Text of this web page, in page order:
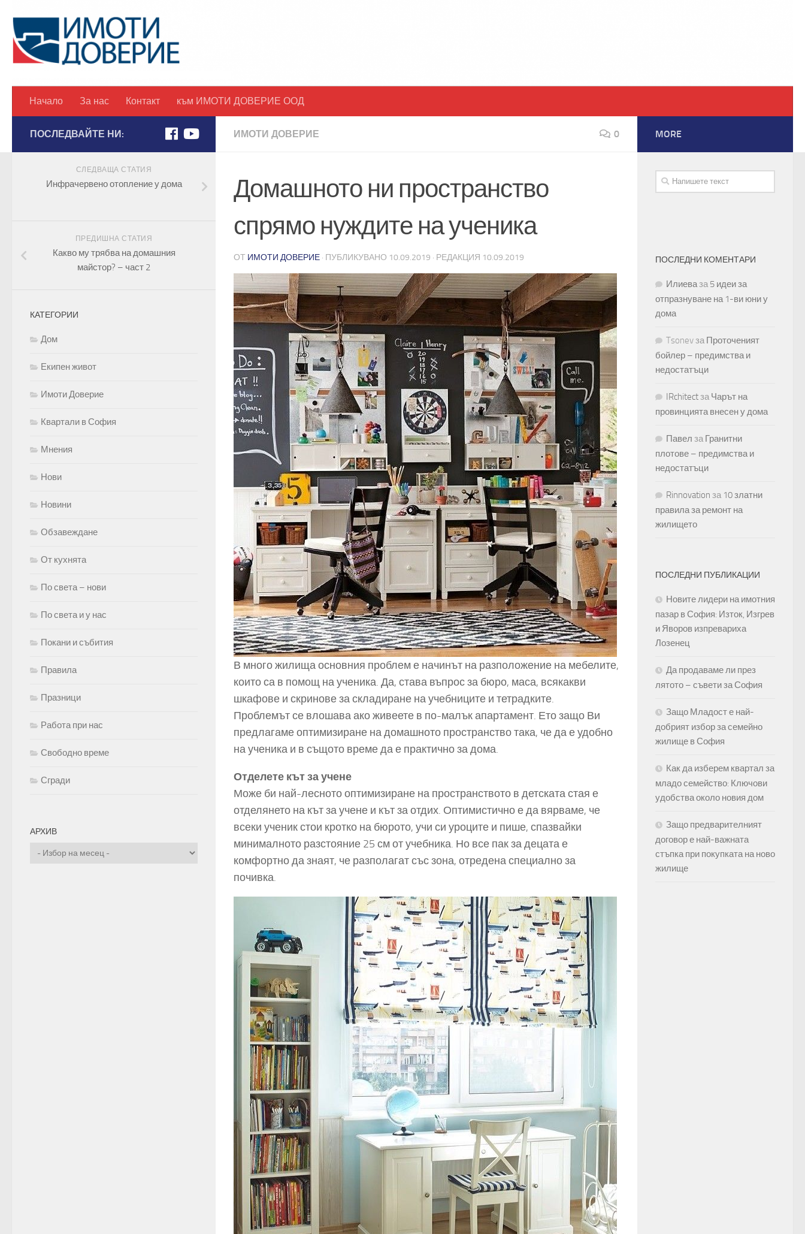
Начало За нас Контакт към ИМОТИ ДОВЕРИЕ ООД
ИМОТИ ДОВЕРИЕ 0
Домашното ни пространство
спрямо нуждите на ученика
ОТ ИМОТИ ДОВЕРИЕ · ПУБЛИКУВАНО 10.09.2019 · РЕДАКЦИЯ 10.09.2019
В много жилища основния проблем е начинът на разположение на мебелите,
които са в помощ на ученика. Да, става въпрос за бюро, маса, всякакви
шкафове и скринове за складиране на учебниците и тетрадките.
Проблемът се влошава ако живеете в по-малък апартамент. Ето защо Ви
предлагаме оптимизиране на домашното пространство така, че да е удобно
на ученика и в същото време да е практично за дома.
Отделете кът за учене
Може би най-лесното оптимизиране на пространството в детската стая е
отделянето на кът за учене и кът за отдих. Оптимистично е да вярваме, че
всеки ученик стои кротко на бюрото, учи си уроците и пише, спазвайки
минималното разстояние 25 см от учебника. Но все пак за децата е
комфортно да знаят, че разполагат със зона, отредена специално за
почивка.
ПОСЛЕДВАЙТЕ НИ:
СЛЕДВАЩА СТАТИЯ
Инфрачервено отопление у дома
ПРЕДИШНА СТАТИЯ
Какво му трябва на домашния
майстор? – част 2
КАТЕГОРИИ
Дом
Екипен живот
Имоти Доверие
Квартали в София
Мнения
Нови
Новини
Обзавеждане
От кухнята
По света – нови
По света и у нас
Покани и събития
Правила
Празници
Работа при нас
Свободно време
Сгради
АРХИВ
Архив
MORE
ПОСЛЕДНИ КОМЕНТАРИ
Илиеваза5 идеи за
отпразнуване на 1-ви юни у
дома
TsonevзаПроточеният
бойлер – предимства и
недостатъци
IRchitectзаЧарът на
провинцията внесен у дома
Павел заГранитни
плотове – предимства и
недостатъци
Rinnovation за 10 златни
правила за ремонт на
жилището
ПОСЛЕДНИ ПУБЛИКАЦИИ
Новите лидери на имотния
пазар в София: Изток, Изгрев
и Яворов изпревариха
Лозенец
Да продаваме ли през
лятото – съвети за София
Защо Младост е най-
добрият избор за семейно
жилище в София
Как да изберем квартал за
младо семейство: Ключови
удобства около новия дом
Защо предварителният
договор е най-важната
стъпка при покупката на ново
жилище